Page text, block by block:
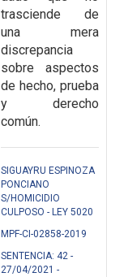
trasciende de
una mera
discrepancia
sobre aspectos
de hecho, prueba
y derecho
común.
SIGUAYRU ESPINOZA
PONCIANO
S/HOMICIDIO
CULPOSO - LEY 5020
MPF-CI-02858-2019
SENTENCIA: 42 -
27/04/2021 -